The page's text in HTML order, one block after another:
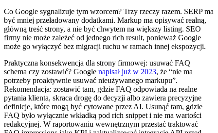
Co Google sygnalizuje tym wzorcem? Trzy rzeczy razem. SERP ma
być mniej przeładowany dodatkami. Markup ma opisywać realną,
główną treść strony, a nie być chwytem na większy listing. SEO
firmy nie może zależeć od jednego rich result, ponieważ Google
może go wyłączyć bez migracji ruchu w ramach innej ekspozycji.
Praktyczna konsekwencja dla strony firmowej: usuwać FAQ
schema czy zostawić? Google napisał już w 2023, że “nie ma
potrzeby proaktywnie usuwać nieużywanego markupu”.
Rekomendacja: zostawić tam, gdzie FAQ odpowiada na realne
pytania klienta, skraca drogę do decyzji albo zawiera precyzyjne
definicje, które mogą być cytowane przez AI. Usunąć tam, gdzie
FAQ było wyłącznie wkładką pod rich snippet i nie ma wartości
redakcyjnej. W raportowaniu wewnętrznym przestać traktować